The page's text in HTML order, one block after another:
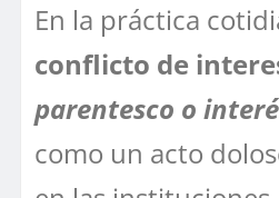
En la práctica
conflicto de
parentesco o
como un acto